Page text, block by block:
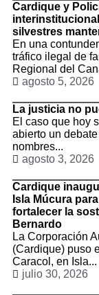
Cardique y
silvestres
En una
tráfico ilegal de
Regional del
agosto 5, 2026
La justicia no
El caso que hoy
abierto un
nombres...
agosto 3, 2026
Cardique
Isla Múcura
fortalecer la
Bernardo
La Corporación
(Cardique) puso
Caracol, en Isla...
julio 30, 2026